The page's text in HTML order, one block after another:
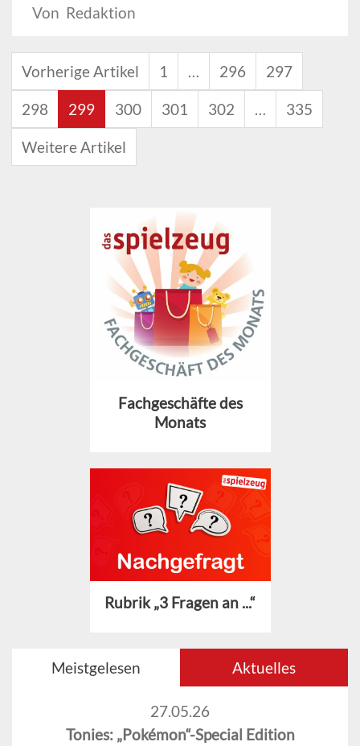
Von Redaktion
Vorherige Artikel 1 … 296 297
298 299 300 301 302 … 335
Weitere Artikel
Fachgeschäfte des
Monats
Rubrik „3 Fragen an ...“
Meistgelesen Aktuelles
27.05.26
Tonies: „Pokémon“-Special Edition